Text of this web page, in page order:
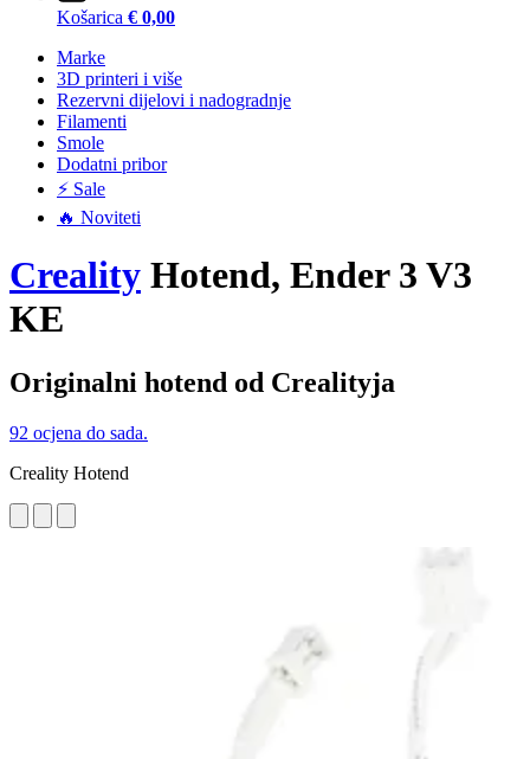
Košarica € 0,00
Marke
3D printeri i više
Rezervni dijelovi i nadogradnje
Filamenti
Smole
Dodatni pribor
⚡ Sale
🔥 Noviteti
Creality Hotend, Ender 3 V3
KE
Originalni hotend od Crealityja
92 ocjena do sada.
Creality Hotend